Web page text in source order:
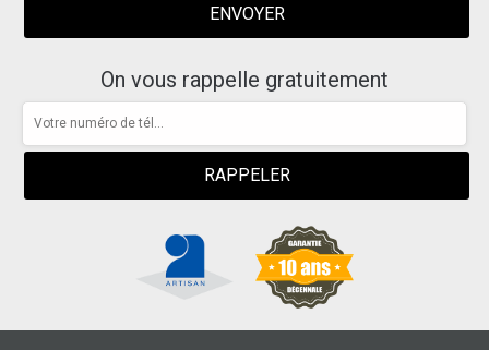
On vous rappelle gratuitement